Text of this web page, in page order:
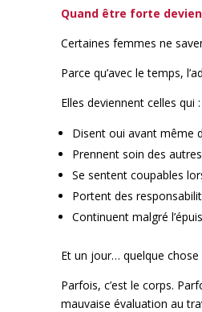
Quand être forte
Certaines femmes ne
Parce qu’avec le temps,
Elles deviennent celles qui :
Disent oui avant même
Prennent soin des
Se sentent coupables
Portent des
Continuent malgré
Et un jour… quelque chose
Parfois, c’est le corps.
mauvaise évaluation au